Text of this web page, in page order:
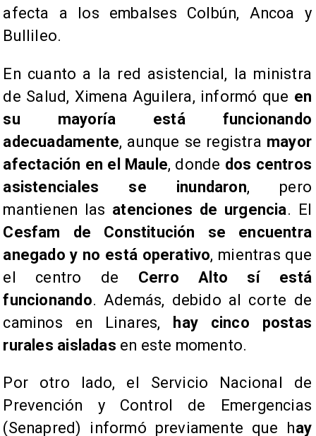
afecta a los embalses Colbún, Ancoa y
Bullileo.
En cuanto a la red asistencial, la ministra
de Salud, Ximena Aguilera, informó que en
su mayoría está funcionando
adecuadamente, aunque se registra mayor
afectación en el Maule, donde dos centros
asistenciales se inundaron, pero
mantienen las atenciones de urgencia. El
Cesfam de Constitución se encuentra
anegado y no está operativo, mientras que
el centro de Cerro Alto sí está
funcionando. Además, debido al corte de
caminos en Linares,
hay cinco postas
rurales aisladas en este momento.
Por otro lado, el Servicio Nacional de
Prevención y Control de Emergencias
(Senapred) informó previamente que hay